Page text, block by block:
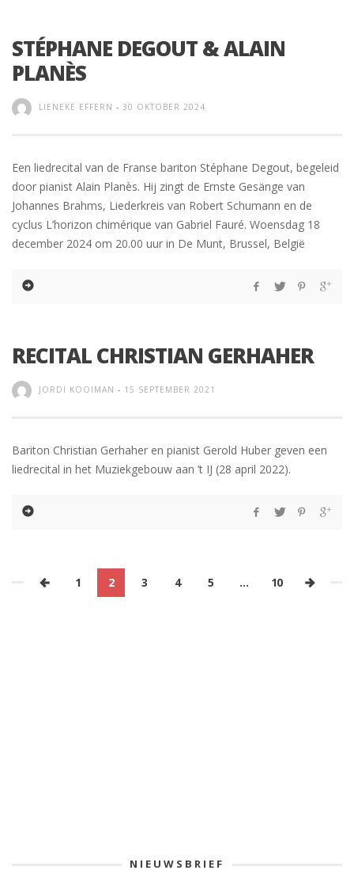
STÉPHANE DEGOUT & ALAIN
PLANÈS
LIENEKE EFFERN - 30 OKTOBER 2024
Een liedrecital van de Franse bariton Stéphane Degout, begeleid
door pianist Alain Planès. Hij zingt de Ernste Gesänge van
Johannes Brahms, Liederkreis van Robert Schumann en de
cyclus L’horizon chimérique van Gabriel Fauré. Woensdag 18
december 2024 om 20.00 uur in De Munt, Brussel, België
RECITAL CHRISTIAN GERHAHER
JORDI KOOIMAN - 15 SEPTEMBER 2021
Bariton Christian Gerhaher en pianist Gerold Huber geven een
liedrecital in het Muziekgebouw aan ’t IJ (28 april 2022).
1 2 3 4 5 … 10
NIEUWSBRIEF